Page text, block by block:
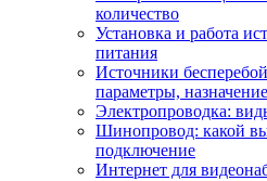
количество
Установка и работа
питания
Источники
параметры,
Электропроводка:
Шинопровод: какой
подключение
Интернет для